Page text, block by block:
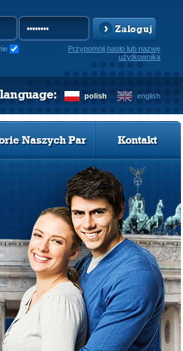
Zaloguj
Przypomnij hasło lub nazwę
użytkownika
polish english
language:
Naszych Par Kontakt